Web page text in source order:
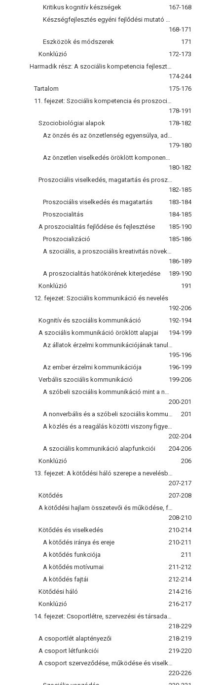
Kritikus kognitív készségek
167-168
168-171
Eszközök és módszerek
171
Konklúzió
172-173
174-244
Tartalom
175-176
178-191
Szociobiológiai alapok
178-182
179-180
180-182
182-185
Proszociális viselkedés és magatartás
183-184
Proszocialitás
184-185
A proszocialitás fejlődése és fejlesztése
185-190
Proszocializáció
185-186
186-189
A proszocialitás hatókörének kiterjedése
189-190
Konklúzió
191
12. fejezet: Szociális kommunikáció és nevelés
192-206
Kognitív és szociális kommunikáció
192-194
A szociális kommunikáció öröklött alapjai
194-199
195-196
Az ember érzelmi kommunikációja
196-199
Verbális szociális kommunikáció
199-206
200-201
201
202-204
A szociális kommunikáció alapfunkciói
204-206
Konklúzió
206
207-217
Kötődés
207-208
208-210
Kötődés és viselkedés
210-214
A kötődés iránya és ereje
210-211
A kötődés funkciója
211
A kötődés motívumai
211-212
A kötődés fajtái
212-214
Kötődési háló
214-216
Konklúzió
216-217
218-229
A csoportlét alaptényezői
218-219
A csoport létfunkciói
219-220
220-226